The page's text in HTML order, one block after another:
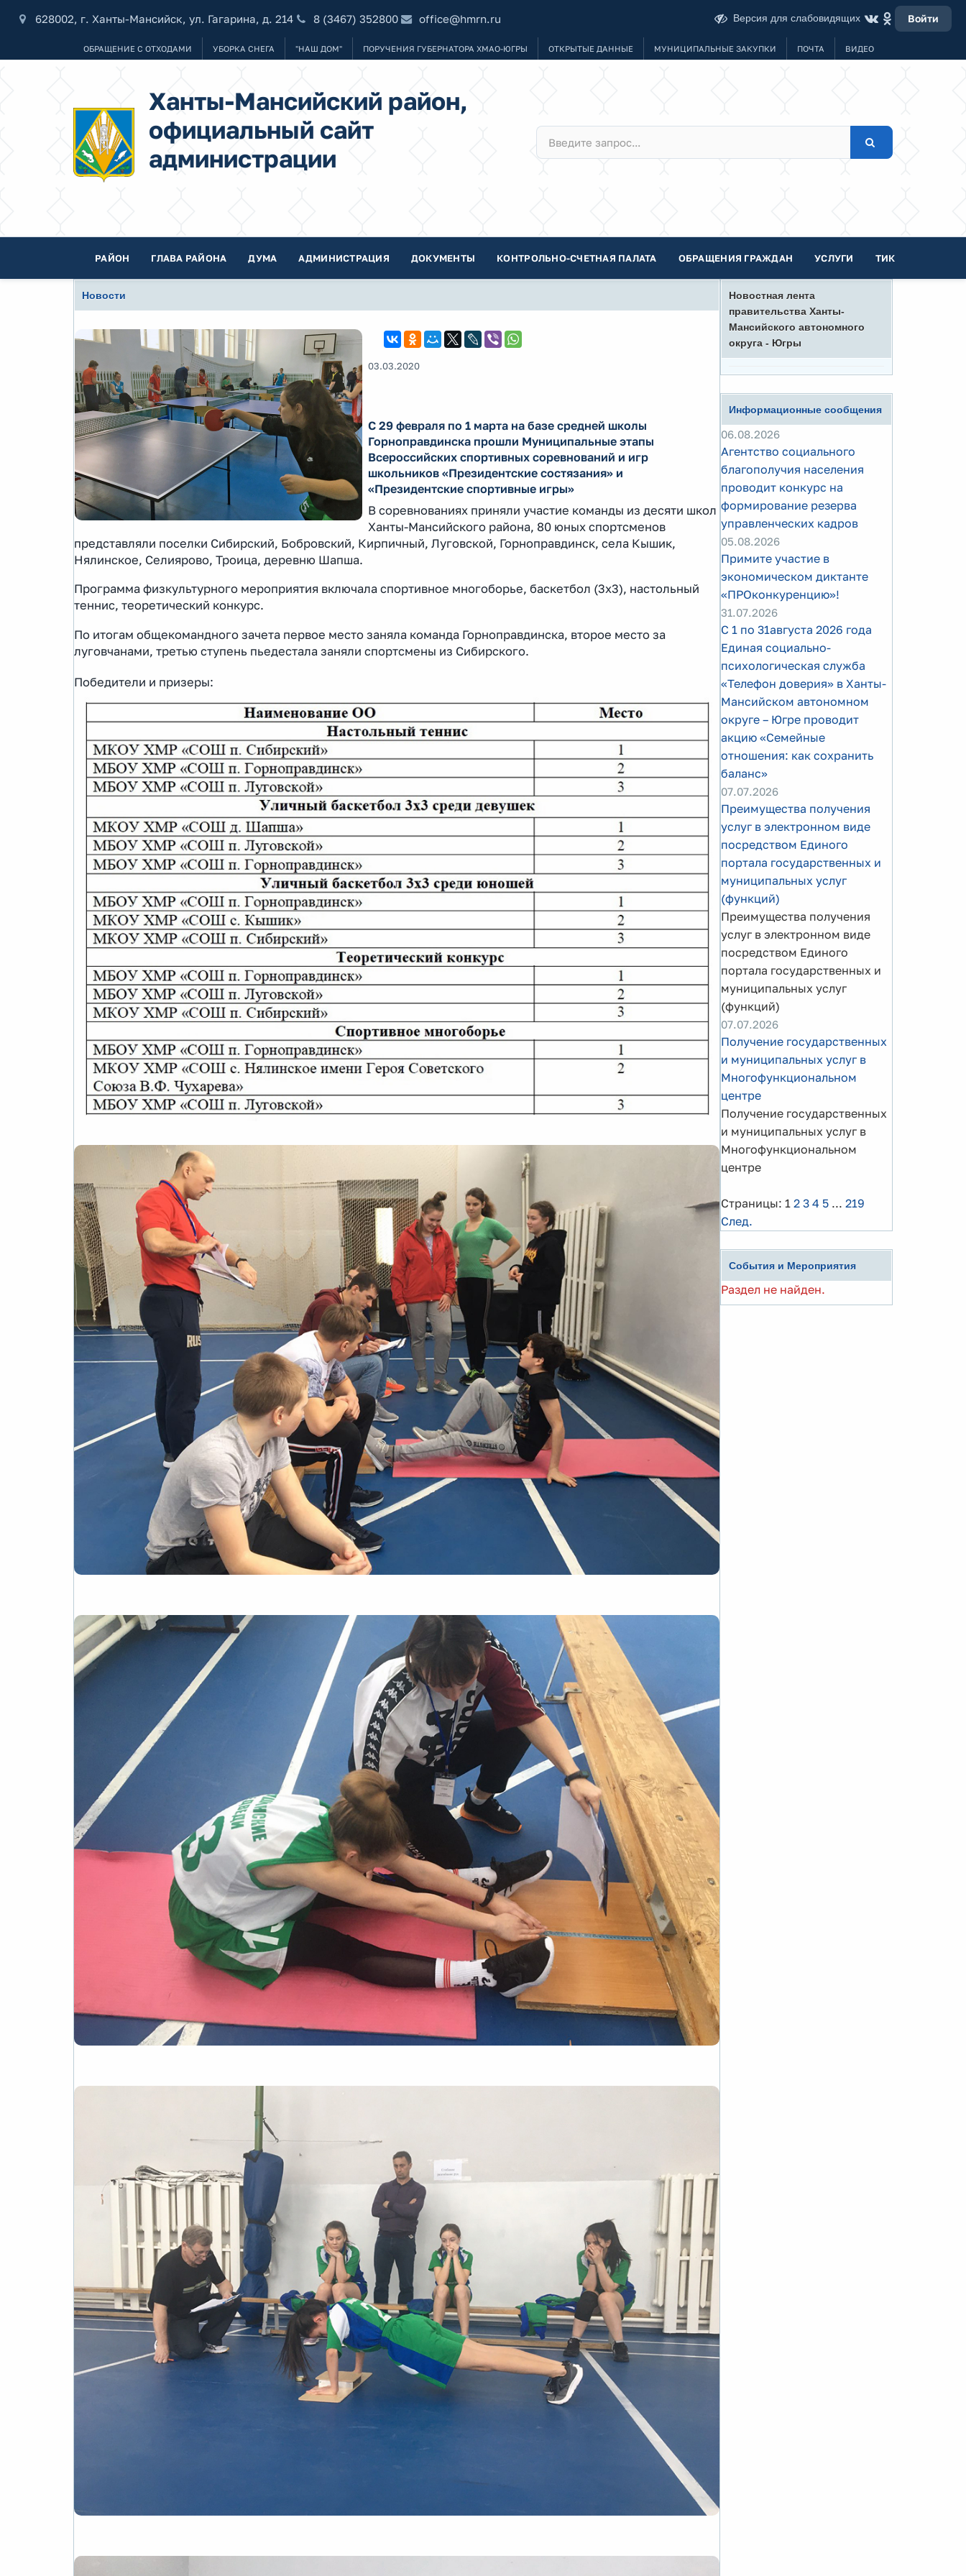
628002, г. Ханты-Мансийск, ул. Гагарина, д. 214 8 (3467) 352800 office@hmrn.ru Версия для слабовидящих Войти
ОБРАЩЕНИЕ С ОТХОДАМИ УБОРКА СНЕГА "НАШ ДОМ" ПОРУЧЕНИЯ ГУБЕРНАТОРА ХМАО-ЮГРЫ ОТКРЫТЫЕ ДАННЫЕ МУНИЦИПАЛЬНЫЕ ЗАКУПКИ ПОЧТА ВИДЕО
Ханты-Мансийский район,
официальный сайт
администрации
РАЙОН ГЛАВА РАЙОНА ДУМА АДМИНИСТРАЦИЯ ДОКУМЕНТЫ КОНТРОЛЬНО-СЧЕТНАЯ ПАЛАТА ОБРАЩЕНИЯ ГРАЖДАН УСЛУГИ ТИК
Новости
03.03.2020
С 29 февраля по 1 марта на базе средней школы
Горноправдинска прошли Муниципальные этапы
Всероссийских спортивных соревнований и игр
школьников «Президентские состязания» и
«Президентские спортивные игры»
В соревнованиях приняли участие команды из десяти школ
Ханты-Мансийского района, 80 юных спортсменов
представляли поселки Сибирский, Бобровский, Кирпичный, Луговской, Горноправдинск, села Кышик,
Нялинское, Селиярово, Троица, деревню Шапша.
Программа физкультурного мероприятия включала спортивное многоборье, баскетбол (3х3), настольный
теннис, теоретический конкурс.
По итогам общекомандного зачета первое место заняла команда Горноправдинска, второе место за
луговчанами, третью ступень пьедестала заняли спортсмены из Сибирского.
Победители и призеры:
Новостная лента
правительства Ханты-
Мансийского автономного
округа - Югры
Информационные сообщения
06.08.2026
Агентство социального
благополучия населения
проводит конкурс на
формирование резерва
управленческих кадров
05.08.2026
Примите участие в
экономическом диктанте
«ПРОконкуренцию»!
31.07.2026
С 1 по 31августа 2026 года
Единая социально-
психологическая служба
«Телефон доверия» в Ханты-
Мансийском автономном
округе – Югре проводит
акцию «Семейные
отношения: как сохранить
баланс»
07.07.2026
Преимущества получения
услуг в электронном виде
посредством Единого
портала государственных и
муниципальных услуг
(функций)
Преимущества получения
услуг в электронном виде
посредством Единого
портала государственных и
муниципальных услуг
(функций)
07.07.2026
Получение государственных
и муниципальных услуг в
Многофункциональном
центре
Получение государственных
и муниципальных услуг в
Многофункциональном
центре
Страницы: 1 2 3 4 5 ... 219
След.
События и Мероприятия
Раздел не найден.